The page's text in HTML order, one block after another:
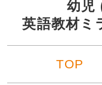
幼児
英語教材ミ
TOP